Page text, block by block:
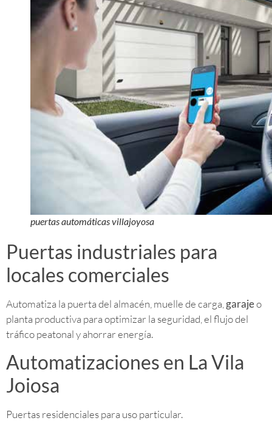
puertas automáticas villajoyosa
Puertas industriales para
locales comerciales
Automatiza la puerta del almacén, muelle de carga,garajeo
planta productiva para optimizar la seguridad, el flujo del
tráfico peatonal y ahorrar energía.
Automatizaciones en La Vila
Joiosa
Puertas residenciales para uso particular.